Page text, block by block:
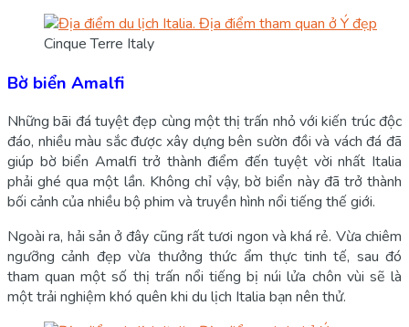
Cinque Terre Italy
Bờ biển Amalfi
Những bãi đá tuyệt đẹp cùng một thị trấn nhỏ với kiến trúc độc
đáo, nhiều màu sắc được xây dựng bên sườn đồi và vách đá đã
giúp bờ biển Amalfi trở thành điểm đến tuyệt vời nhất Italia
phải ghé qua một lần. Không chỉ vậy, bờ biển này đã trở thành
bối cảnh của nhiều bộ phim và truyền hình nổi tiếng thế giới.
Ngoài ra, hải sản ở đây cũng rất tươi ngon và khá rẻ. Vừa chiêm
ngưỡng cảnh đẹp vừa thưởng thức ẩm thực tinh tế, sau đó
tham quan một số thị trấn nổi tiếng bị núi lửa chôn vùi sẽ là
một trải nghiệm khó quên khi du lịch Italia bạn nên thử.